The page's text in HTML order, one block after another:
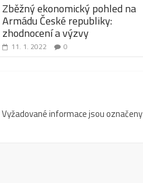
Zběžný ekonomický pohled na
Armádu České republiky:
zhodnocení a výzvy
11. 1. 2022 0
Vyžadované informace jsou označeny